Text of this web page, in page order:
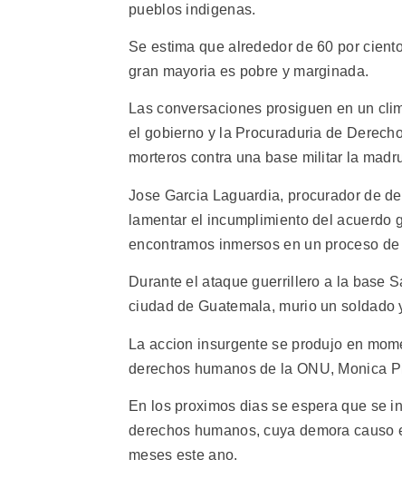
pueblos indigenas.
Se estima que alrededor de 60 por
gran mayoria es pobre y marginada.
Las conversaciones prosiguen en un
el gobierno y la Procuraduria de
morteros contra una base militar la
Jose Garcia Laguardia, procurador de
lamentar el incumplimiento del acuerdo
encontramos inmersos en un proceso de
Durante el ataque guerrillero a la base
ciudad de Guatemala, murio un
La accion insurgente se produjo en
derechos humanos de la ONU, Monica
En los proximos dias se espera que se
derechos humanos, cuya demora
meses este ano.